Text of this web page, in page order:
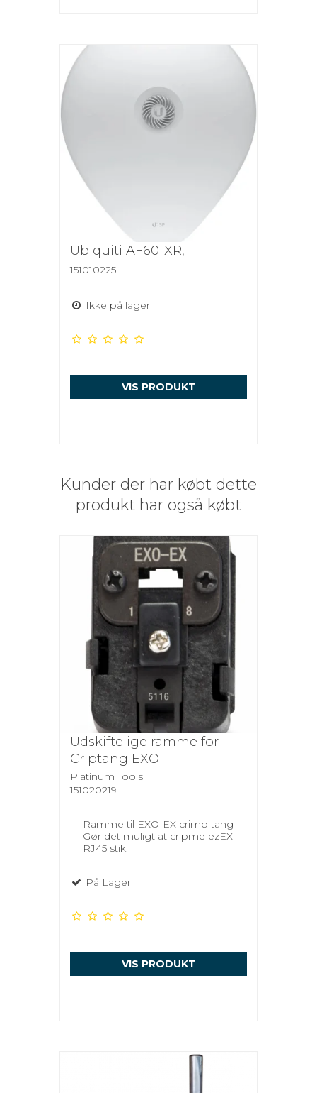
Ubiquiti AF60-XR,
151010225
Ikke på lager
VIS PRODUKT
Kunder der har købt dette
produkt har også købt
Udskiftelige ramme for
Criptang EXO
Platinum Tools
151020219
Ramme til EXO-EX crimp tang
Gør det muligt at cripme ezEX-
RJ45 stik.
På Lager
VIS PRODUKT